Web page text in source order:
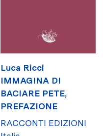
Luca Ricci
IMMAGINA DI
BACIARE PETE,
PREFAZIONE
RACCONTI EDIZIONI